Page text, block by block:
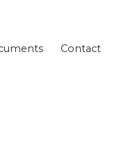
Contact